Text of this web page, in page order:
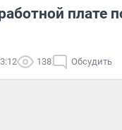
плате
138 Обсудить